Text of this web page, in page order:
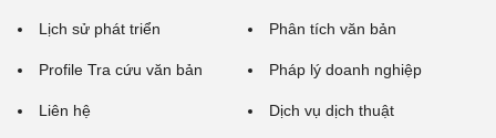
Lịch sử phát triển
Profile Tra cứu văn bản
Liên hệ
Phân tích văn bản
Pháp lý doanh nghiệp
Dịch vụ dịch thuật